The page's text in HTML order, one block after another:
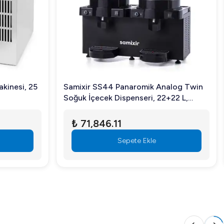
bir seçimdir. Daha fazla bilgi almak ve sipariş
25
Samixir SS44 Panaromik Analog Twin
Soğuk İçecek Dispenseri, 22+22 L,
₺ 71,846.11
Sepete Ekle